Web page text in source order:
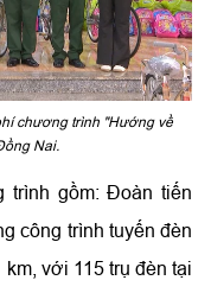
chương trình "Hướng về
Nai.
trình gồm: Đoàn tiến
công trình tuyến đèn
với 115 trụ đèn tại